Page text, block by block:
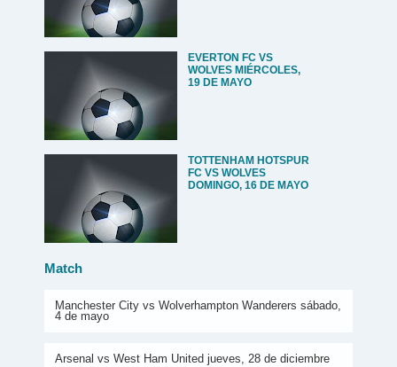
EVERTON FC VS
WOLVES MIÉRCOLES,
19 DE MAYO
TOTTENHAM HOTSPUR
FC VS WOLVES
DOMINGO, 16 DE MAYO
Match
Manchester City vs Wolverhampton Wanderers sábado,
4 de mayo
Arsenal vs West Ham United jueves, 28 de diciembre